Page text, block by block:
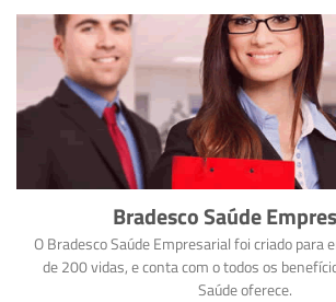
Bradesco Saúde
O Bradesco Saúde Empresarial foi criado para
de 200 vidas, e conta com o todos os
Saúde oferece.